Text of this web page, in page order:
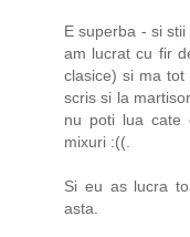
E superba - si
am lucrat cu fir
clasice) si ma
scris si la
nu poti lua cate
mixuri :((.
Si eu as lucra
asta.